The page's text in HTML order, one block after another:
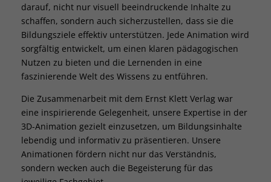
darauf, nicht nur visuell beeindruckende Inhalte zu
schaffen, sondern auch sicherzustellen, dass sie die
Bildungsziele effektiv unterstützen. Jede Animation wird
sorgfältig entwickelt, um einen klaren pädagogischen
Nutzen zu bieten und die Lernenden in eine
faszinierende Welt des Wissens zu entführen.
Die Zusammenarbeit mit dem Ernst Klett Verlag war
eine inspirierende Gelegenheit, unsere Expertise in der
3D-Animation gezielt einzusetzen, um Bildungsinhalte
lebendig und informativ zu präsentieren. Unsere
Animationen fördern nicht nur das Verständnis,
sondern wecken auch die Begeisterung für das
Inhalte von Videoplattformen und Social-Media-Plattformen werden
standardmäßig blockiert. Wenn Cookies von externen Medien akzeptiert
werden, bedarf der Zugriff auf diese Inhalte keiner manuellen
Einwilligung mehr.
Cookie-Informationen anzeigen